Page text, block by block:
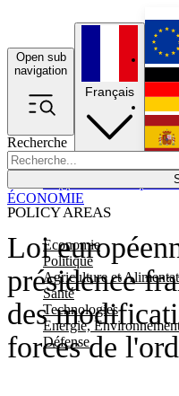
Open sub
navigation
Recherche
POLICY AREAS
Economie
Politique
Agriculture et
Santé
Technologies
Energie,
Défense
Français
Loi
présidence
des
forces de
ÉCONOMIE